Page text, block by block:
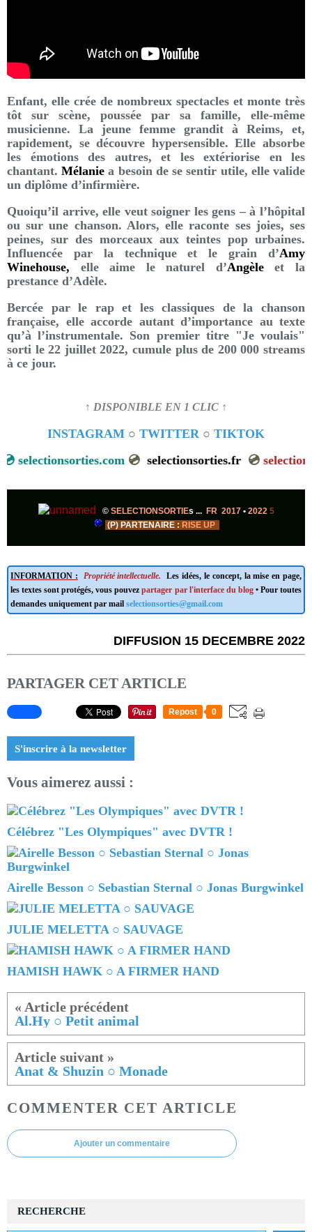
Enfant, elle crée de nombreux spectacles et monte très
tôt sur scène, poussée par sa famille, elle-même
musicienne. La jeune femme grandit à Reims, et,
rapidement, se découvre hypersensible. Elle absorbe
les émotions des autres, et les extériorise en les
chantant.Mélanie a besoin de se sentir utile, elle valide
un diplôme d’infirmière.
Quoiqu’il arrive, elle veut soigner les gens – à l’hôpital
ou sur une chanson. Alors, elle raconte ses joies, ses
peines, sur des morceaux aux teintes pop urbaines.
Influencée par la technique et le grain d’Amy
Winehouse, elle aime le naturel d’Angèleet la
prestance d’Adèle.
Bercée par le rap et les classiques de la chanson
française, elle accorde autant d’importance au texte
qu’à l’instrumentale. Son premier titre "Je voulais"
sorti le 22 juillet 2022, cumule plus de 200 000 streams
à ce jour.
↑ DISPONIBLE EN 1 CLIC ↑
INSTAGRAM ○ TWITTER ○ TIKTOK
💿 selectionsorties.fr💿
© SELECTIONSORTIEs ... FR 2017 • 2022 5
(P) PARTENAIRE : RISE UP
INFORMATION : Propriété intellectuelle.
Les idées, le concept, la mise en page,
les textes sont protégés, vous pouvezpartager par l'interface du blog• Pour toutes
demandes uniquement par mail selectionsorties@gmail.com
DIFFUSION 15 DECEMBRE 2022
PARTAGER CET ARTICLE
Repost 0
S'inscrire à la newsletter
Vous aimerez aussi :
Célébrez "Les Olympiques" avec DVTR !
Airelle Besson ○ Sebastian Sternal ○ Jonas Burgwinkel
JULIE MELETTA ○ SAUVAGE
HAMISH HAWK ○ A FIRMER HAND
Al.Hy ○ Petit animal
Anat & Shuzin ○ Monade
COMMENTER CET ARTICLE
Ajouter un commentaire
RECHERCHE